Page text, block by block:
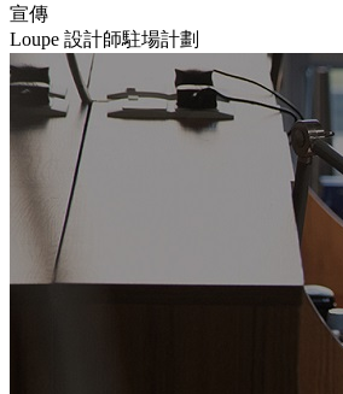
宣傳
Loupe 設計師駐場計劃